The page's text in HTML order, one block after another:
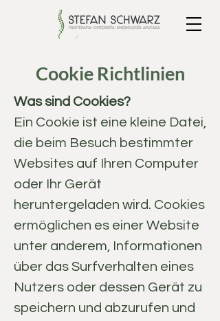
Cookie Richtlinien
Was sind Cookies?
Ein Cookie ist eine kleine Datei,
die beim Besuch bestimmter
Websites auf Ihren Computer
oder Ihr Gerät
heruntergeladen wird. Cookies
ermöglichen es einer Website
unter anderem, Informationen
über das Surfverhalten eines
Nutzers oder dessen Gerät zu
speichern und abzurufen und